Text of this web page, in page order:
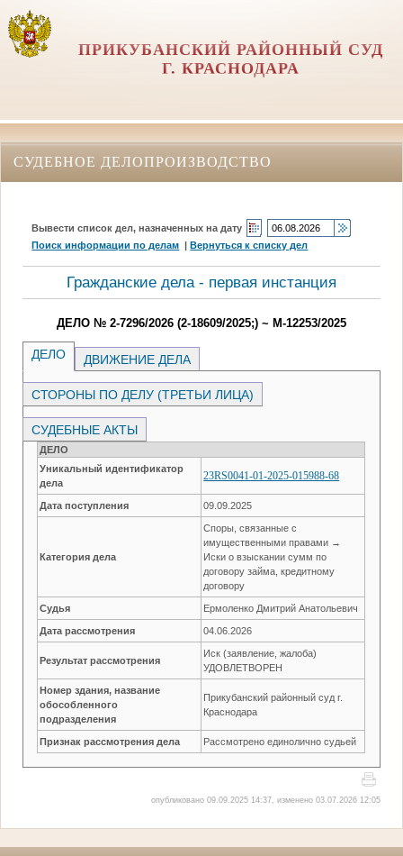
ПРИКУБАНСКИЙ РАЙОННЫЙ СУД
Г. КРАСНОДАРА
СУДЕБНОЕ ДЕЛОПРОИЗВОДСТВО
Вывести список дел, назначенных на дату
Поиск информации по делам |Вернуться к списку дел
Гражданские дела - первая инстанция
ДЕЛО № 2-7296/2026 (2-18609/2025;) ~ М-12253/2025
ДЕЛО ДВИЖЕНИЕ ДЕЛА
СТОРОНЫ ПО ДЕЛУ (ТРЕТЬИ ЛИЦА)
СУДЕБНЫЕ АКТЫ
ДЕЛО
Уникальный идентификатор
дела
23RS0041-01-2025-015988-68
Дата поступления 09.09.2025
Категория дела
Споры, связанные с
имущественными правами →
Иски о взыскании сумм по
договору займа, кредитному
договору
Судья Ермоленко Дмитрий Анатольевич
Дата рассмотрения 04.06.2026
Результат рассмотрения
Иск (заявление, жалоба)
УДОВЛЕТВОРЕН
Номер здания, название
обособленного
подразделения
Прикубанский районный суд г.
Краснодара
Признак рассмотрения дела Рассмотрено единолично судьей
опубликовано 09.09.2025 14:37, изменено 03.07.2026 12:05